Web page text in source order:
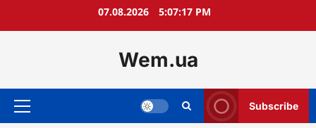
07.08.2026 5:07:19 PM
Wem.ua
Primary
Subscribe